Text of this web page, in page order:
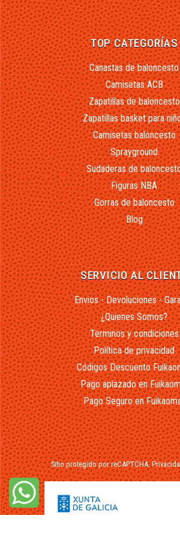
TOP CATEGORÍAS
Canastas de baloncesto
Camisetas ACB
Zapatillas de baloncesto
Zapatillas basket para
Camisetas baloncesto
Sprayground
Sudaderas de
Figuras NBA
Gorras de baloncesto
Blog
SERVICIO AL
Envios - Devoluciones -
¿Quienes Somos?
Terminos y condiciones
Política de privacidad
Códigos Descuento
Pago aplazado en
Pago Seguro en
Sitio protegido por reCAPTCHA.